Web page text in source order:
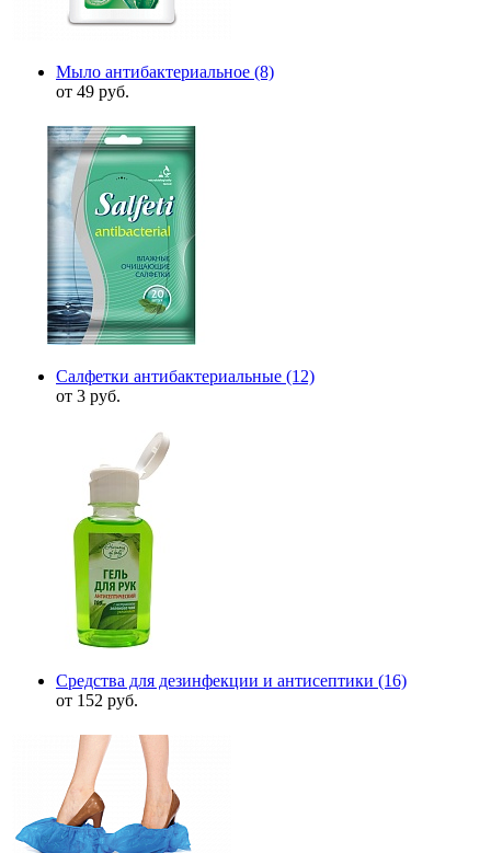
Мыло антибактериальное (8)
от 49 руб.
Салфетки антибактериальные (12)
от 3 руб.
Средства для дезинфекции и антисептики (16)
от 152 руб.